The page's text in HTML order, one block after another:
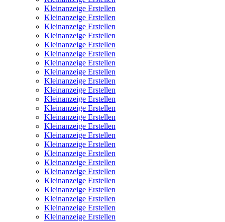
Kleinanzeige Erstellen
Kleinanzeige Erstellen
Kleinanzeige Erstellen
Kleinanzeige Erstellen
Kleinanzeige Erstellen
Kleinanzeige Erstellen
Kleinanzeige Erstellen
Kleinanzeige Erstellen
Kleinanzeige Erstellen
Kleinanzeige Erstellen
Kleinanzeige Erstellen
Kleinanzeige Erstellen
Kleinanzeige Erstellen
Kleinanzeige Erstellen
Kleinanzeige Erstellen
Kleinanzeige Erstellen
Kleinanzeige Erstellen
Kleinanzeige Erstellen
Kleinanzeige Erstellen
Kleinanzeige Erstellen
Kleinanzeige Erstellen
Kleinanzeige Erstellen
Kleinanzeige Erstellen
Kleinanzeige Erstellen